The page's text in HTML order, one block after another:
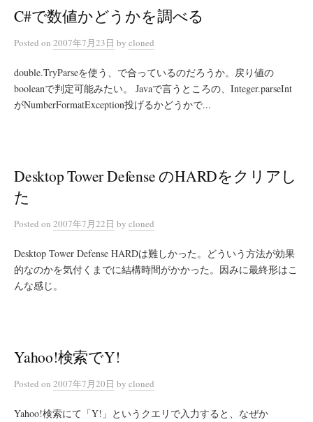
C#で数値かどうかを調べる
Posted on 2007年7月23日 by cloned
double.TryParseを使う、で合っているのだろうか。戻り値の
booleanで判定可能みたい。 Javaで言うところの、Integer.parseInt
がNumberFormatException投げるかどうかで...
Desktop Tower Defense のHARDをクリアし
た
Posted on 2007年7月22日 by cloned
Desktop Tower Defense HARDは難しかった。どういう方法が効果
的なのかを気付くまでに結構時間がかかった。因みに最終形はこ
んな感じ。
Yahoo!検索でY!
Posted on 2007年7月20日 by cloned
Yahoo!検索にて「Y!」というクエリで入力すると、なぜか